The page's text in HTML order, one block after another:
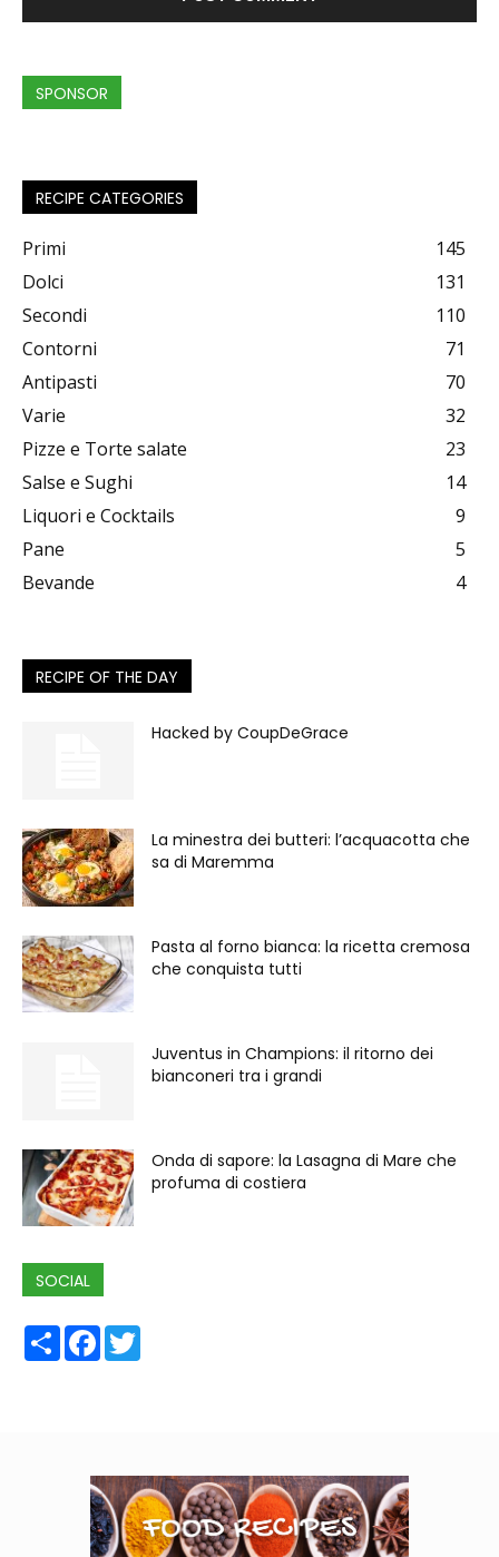
SPONSOR
RECIPE CATEGORIES
Primi
145
Dolci
131
Secondi
110
Contorni
71
Antipasti
70
Varie
32
Pizze e Torte salate
23
Salse e Sughi
14
Liquori e Cocktails
9
Pane
5
Bevande
4
RECIPE OF THE DAY
Hacked by CoupDeGrace
La minestra dei butteri: l’acquacotta che
sa di Maremma
Pasta al forno bianca: la ricetta cremosa
che conquista tutti
Juventus in Champions: il ritorno dei
bianconeri tra i grandi
Onda di sapore: la Lasagna di Mare che
profuma di costiera
SOCIAL
ShareFacebook